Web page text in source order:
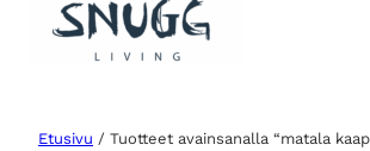
Etusivu / Tuotteet avainsanalla “matala